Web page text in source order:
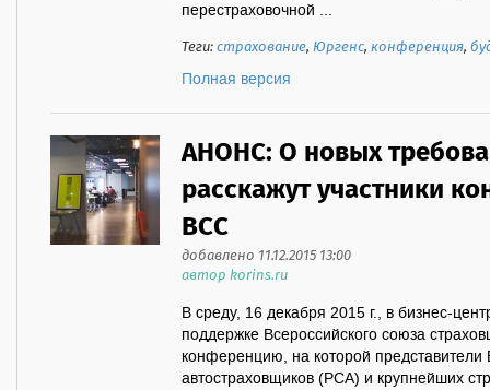
перестраховочной ...
Теги:страхование, Юргенс,конференция,
Полная версия
АНОНС: О новых
расскажут участники
ВСС
добавлено 11.12.2015 13:00
автор korins.ru
В среду, 16 декабря 2015 г., в бизнес-
поддержке Всероссийского союза
конференцию, на которой представители
автостраховщиков (РСА) и крупнейших